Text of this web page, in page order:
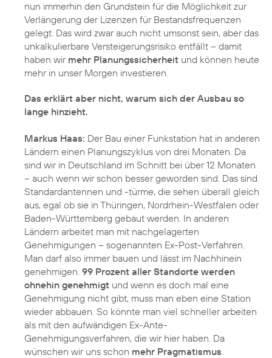
nun immerhin den Grundstein für die Möglichkeit zur
Verlängerung der Lizenzen für Bestandsfrequenzen
gelegt. Das wird zwar auch nicht umsonst sein, aber das
unkalkulierbare Versteigerungsrisiko entfällt – damit
haben wir mehr Planungssicherheit und können heute
mehr in unser Morgen investieren.
Das erklärt aber nicht, warum sich der Ausbau so
lange hinzieht.
Markus Haas: Der Bau einer Funkstation hat in anderen
Ländern einen Planungszyklus von drei Monaten. Da
sind wir in Deutschland im Schnitt bei über 12 Monaten
– auch wenn wir schon besser geworden sind. Das sind
Standardantennen und -türme, die sehen überall gleich
aus, egal ob sie in Thüringen, Nordrhein-Westfalen oder
Baden-Württemberg gebaut werden. In anderen
Ländern arbeitet man mit nachgelagerten
Genehmigungen – sogenannten Ex-Post-Verfahren.
Man darf also immer bauen und lässt im Nachhinein
genehmigen. 99 Prozent aller Standorte werden
ohnehin genehmigt und wenn es doch mal eine
Genehmigung nicht gibt, muss man eben eine Station
wieder abbauen. So könnte man viel schneller arbeiten
als mit den aufwändigen Ex-Ante-
Genehmigungsverfahren, die wir hier haben. Da
wünschen wir uns schon mehr Pragmatismus